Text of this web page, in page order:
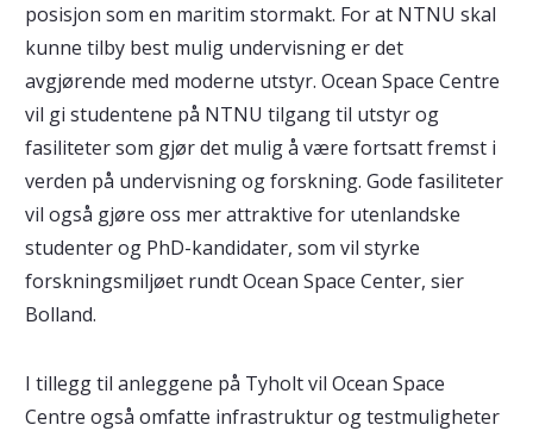
posisjon som en maritim stormakt. For at NTNU skal
kunne tilby best mulig undervisning er det
avgjørende med moderne utstyr. Ocean Space Centre
vil gi studentene på NTNU tilgang til utstyr og
fasiliteter som gjør det mulig å være fortsatt fremst i
verden på undervisning og forskning. Gode fasiliteter
vil også gjøre oss mer attraktive for utenlandske
studenter og PhD-kandidater, som vil styrke
forskningsmiljøet rundt Ocean Space Center, sier
Bolland.
I tillegg til anleggene på Tyholt vil Ocean Space
Centre også omfatte infrastruktur og testmuligheter